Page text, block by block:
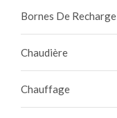
Bornes De Recharge
Chaudière
Chauffage